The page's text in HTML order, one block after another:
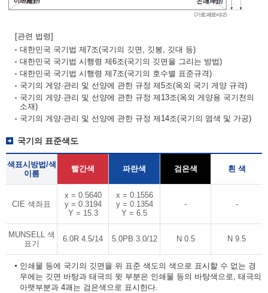
[관련 법령]
대한민국 국기법 제7조(국기의 깃면, 깃봉, 깃대 등)
대한민국 국기법 시행령 제6조(국기의 깃면을 그리는 방법)
대한민국 국기법 시행령 제7조(국기의 호수별 표준규격)
국기의 게양·관리 및 선양에 관한 규정 제5조(옥외 국기 게양 규격)
국기의 게양·관리 및 선양에 관한 규정 제13조(옥외 게양용 국기천의
소재)
국기의 게양·관리 및 선양에 관한 규정 제14조(국기의 염색 및 가공)
국기의 표준색도
색표시방법/색
이름
빨간색 파란색 검은색 흰 색
CIE 색좌표
x = 0.5640
y = 0.3194
Y = 15.3
x = 0.1556
y = 0.1354
Y = 6.5
- -
MUNSELL 색
표기
6.0R 4.5/14 5.0PB 3.0/12 N 0.5 N 9.5
인쇄물 등에 국기의 깃면을 위 표준 색도의 색으로 표시할 수 없는 경
우에는 깃면 바탕과 태극의 윗 부분은 인쇄물 등의 바탕색으로, 태극의
아랫부분과 4괘는 검은색으로 표시한다.